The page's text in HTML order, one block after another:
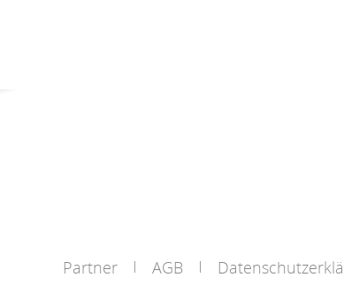
Partner AGB